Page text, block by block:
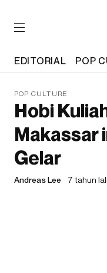
EDITORIAL POP
POP CULTURE
Hobi
Makassar
Gelar
Andreas Lee 7 tahun